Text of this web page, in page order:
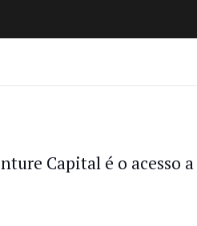
Capital é o acesso